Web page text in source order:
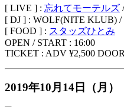
[ LIVE ] : 忘れてモーテルズ
[ DJ ] : WOLF(NITE KLUB)
[ FOOD ] : スタッズひとみ
OPEN / START : 16:00
TICKET : ADV ¥2,500
2019年10月14日（月）